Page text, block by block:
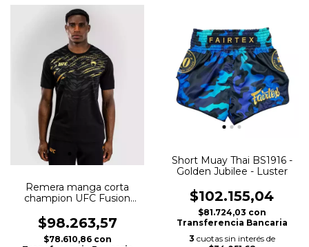
Remera manga corta
champion UFC Fusion
$98.263,57
$78.610,86 con
Short Muay Thai BS1916 -
Golden Jubilee - Luster
$102.155,04
$81.724,03 con
Transferencia Bancaria
3 cuotas sin interés de